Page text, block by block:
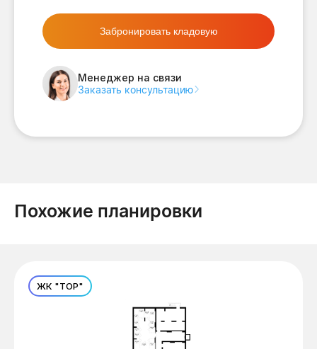
Забронировать кладовую
Менеджер на связи
Заказать консультацию
Похожие планировки
ЖК "ТОР"